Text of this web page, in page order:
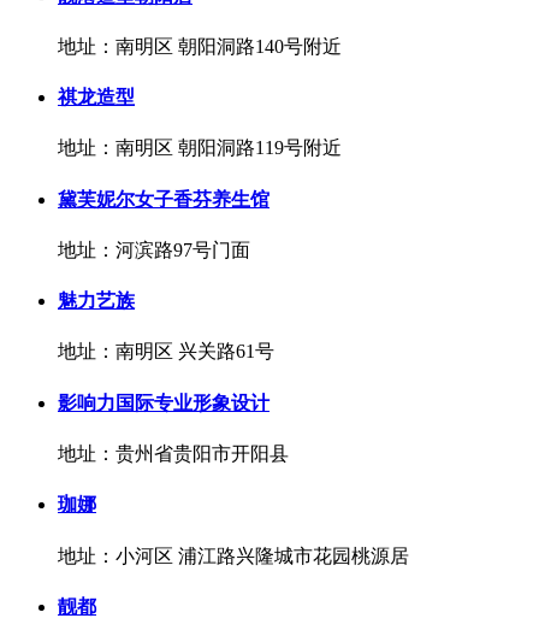
地址：南明区 朝阳洞路140号附近
祺龙造型
地址：南明区 朝阳洞路119号附近
黛芙妮尔女子香芬养生馆
地址：河滨路97号门面
魅力艺族
地址：南明区 兴关路61号
影响力国际专业形象设计
地址：贵州省贵阳市开阳县
珈娜
地址：小河区 浦江路兴隆城市花园桃源居
靓都